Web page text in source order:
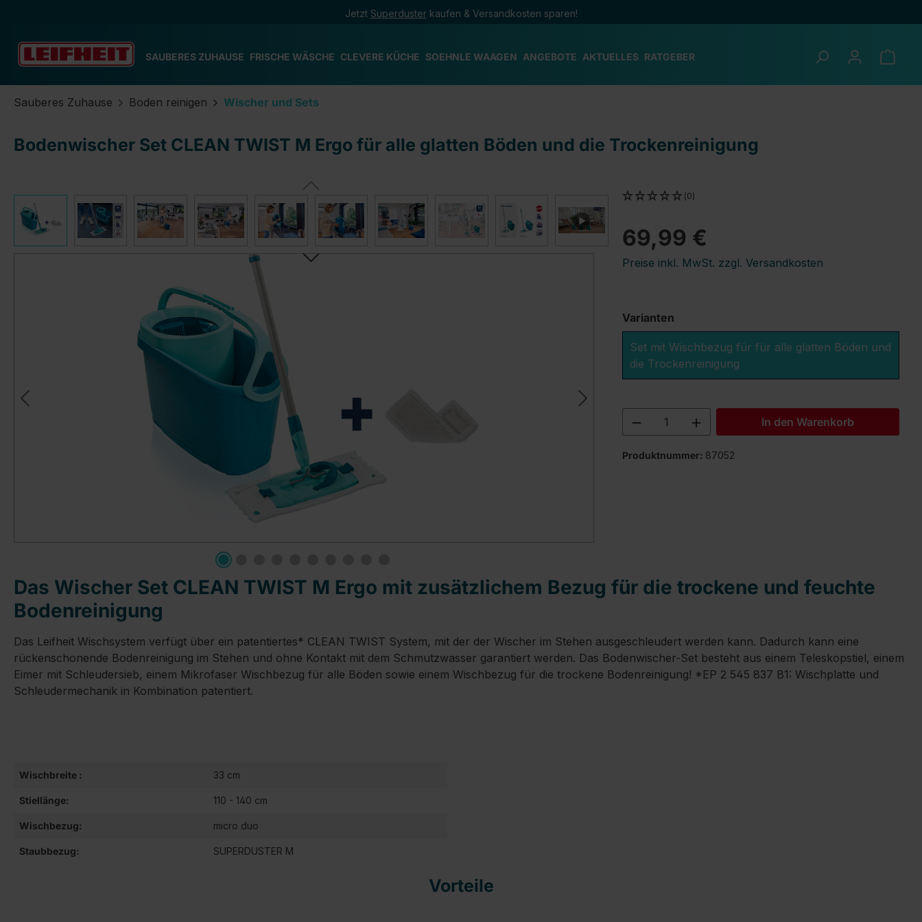
Jetzt Superdusterkaufen & Versandkosten sparen!
SAUBERES ZUHAUSE FRISCHE WÄSCHE CLEVERE KÜCHE SOEHNLE WAAGEN ANGEBOTE AKTUELLES RATGEBER
Sauberes Zuhause Boden reinigen Wischer und Sets
Bodenwischer Set CLEAN TWIST M Ergo für alle glatten Böden und die Trockenreinigung
69,99 €
Preise inkl. MwSt. zzgl. Versandkosten
(0)
Varianten
Set mit Wischbezug für für alle glatten Böden und
die Trockenreinigung
Produkt Anzahl: Gib den
In den Warenkorb
Produktnummer: 87052
Das Wischer Set CLEAN TWIST M Ergo mit zusätzlichem Bezug für die trockene und feuchte
Bodenreinigung
Das Leifheit Wischsystem verfügt über ein patentiertes* CLEAN TWIST System, mit der der Wischer im Stehen ausgeschleudert werden kann. Dadurch kann eine
rückenschonende Bodenreinigung im Stehen und ohne Kontakt mit dem Schmutzwasser garantiert werden. Das Bodenwischer-Set besteht aus einem Teleskopstiel, einem
Eimer mit Schleudersieb, einem Mikrofaser Wischbezug für alle Böden sowie einem Wischbezug für die trockene Bodenreinigung! *EP 2 545 837 B1: Wischplatte und
Schleudermechanik in Kombination patentiert.
Wischbreite : 33 cm
Stiellänge: 110 - 140 cm
Wischbezug: micro duo
Staubbezug: SUPERDUSTER M
Vorteile